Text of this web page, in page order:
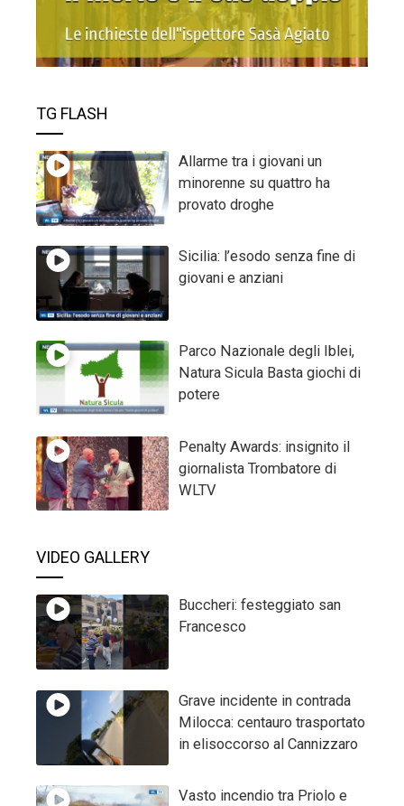
TG FLASH
Allarme tra i giovani un
minorenne su quattro ha
provato droghe
Sicilia: l’esodo senza fine di
giovani e anziani
Parco Nazionale degli Iblei,
Natura Sicula Basta giochi di
potere
Penalty Awards: insignito il
giornalista Trombatore di
WLTV
VIDEO GALLERY
Buccheri: festeggiato san
Francesco
Grave incidente in contrada
Milocca: centauro trasportato
in elisoccorso al Cannizzaro
Vasto incendio tra Priolo e